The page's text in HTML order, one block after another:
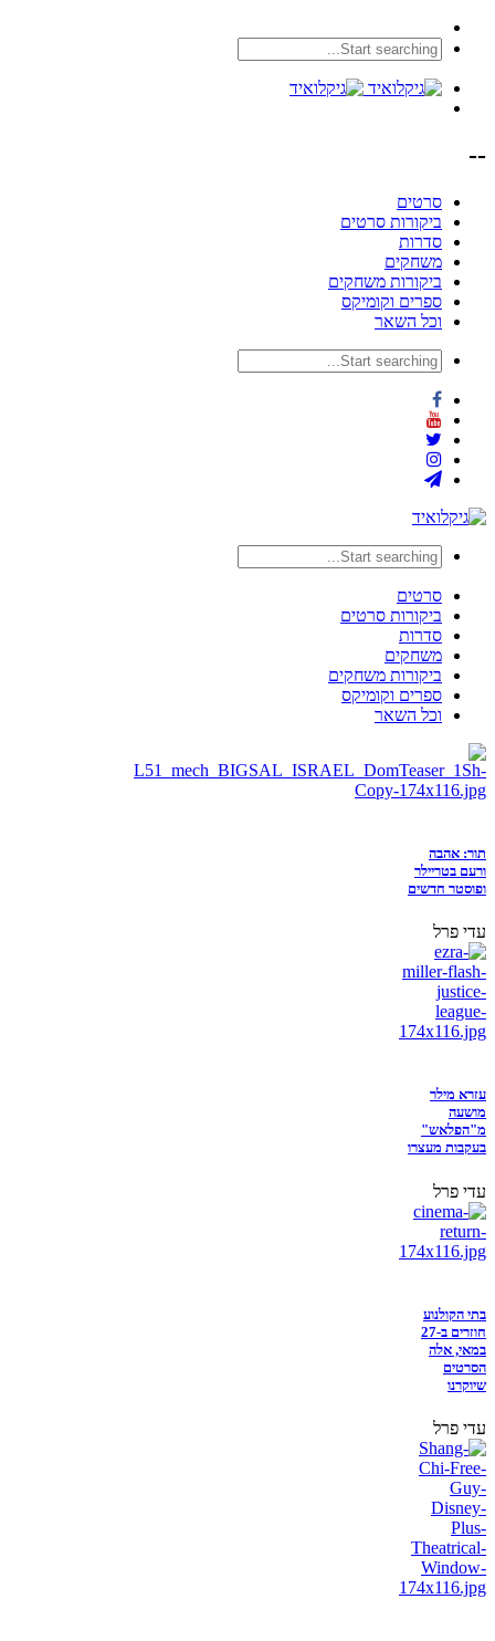
--
סרטים
ביקורות סרטים
סדרות
משחקים
ביקורות משחקים
ספרים וקומיקס
וכל השאר
סרטים
ביקורות סרטים
סדרות
משחקים
ביקורות משחקים
ספרים וקומיקס
וכל השאר
תור: אהבה
ורעם בטריילר
ופוסטר חדשים
עדי פרל
עזרא מילר
מושעה
מ"הפלאש"
בעקבות מעצרו
עדי פרל
בתי הקולנוע
חוזרים ב-27
במאי, אלה
הסרטים
שיוקרנו
עדי פרל